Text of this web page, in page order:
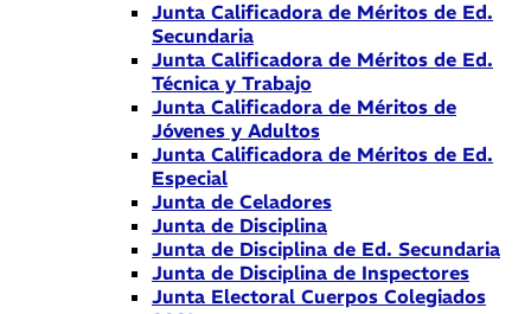
Junta Calificadora de Méritos de Ed.
Secundaria
Junta Calificadora de Méritos de Ed.
Técnica y Trabajo
Junta Calificadora de Méritos de
Jóvenes y Adultos
Junta Calificadora de Méritos de Ed.
Especial
Junta de Celadores
Junta de Disciplina
Junta de Disciplina de Ed. Secundaria
Junta de Disciplina de Inspectores
Junta Electoral Cuerpos Colegiados